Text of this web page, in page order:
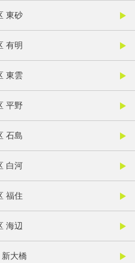
東砂
有明
東雲
平野
石島
白河
福住
海辺
大橋